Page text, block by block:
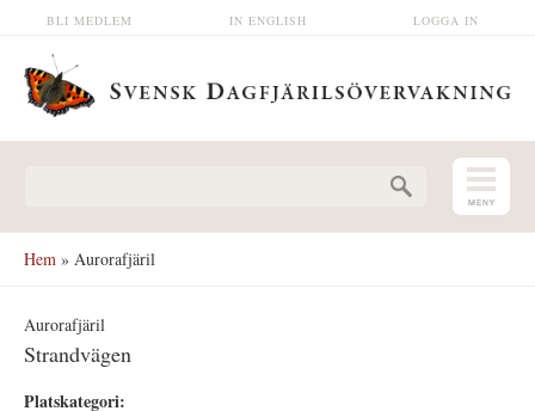
Hoppa till huvudinnehåll LOGGA IN
IN ENGLISH
BLI MEDLEM
Hem » Aurorafjäril
Aurorafjäril
Strandvägen
Platskategori: